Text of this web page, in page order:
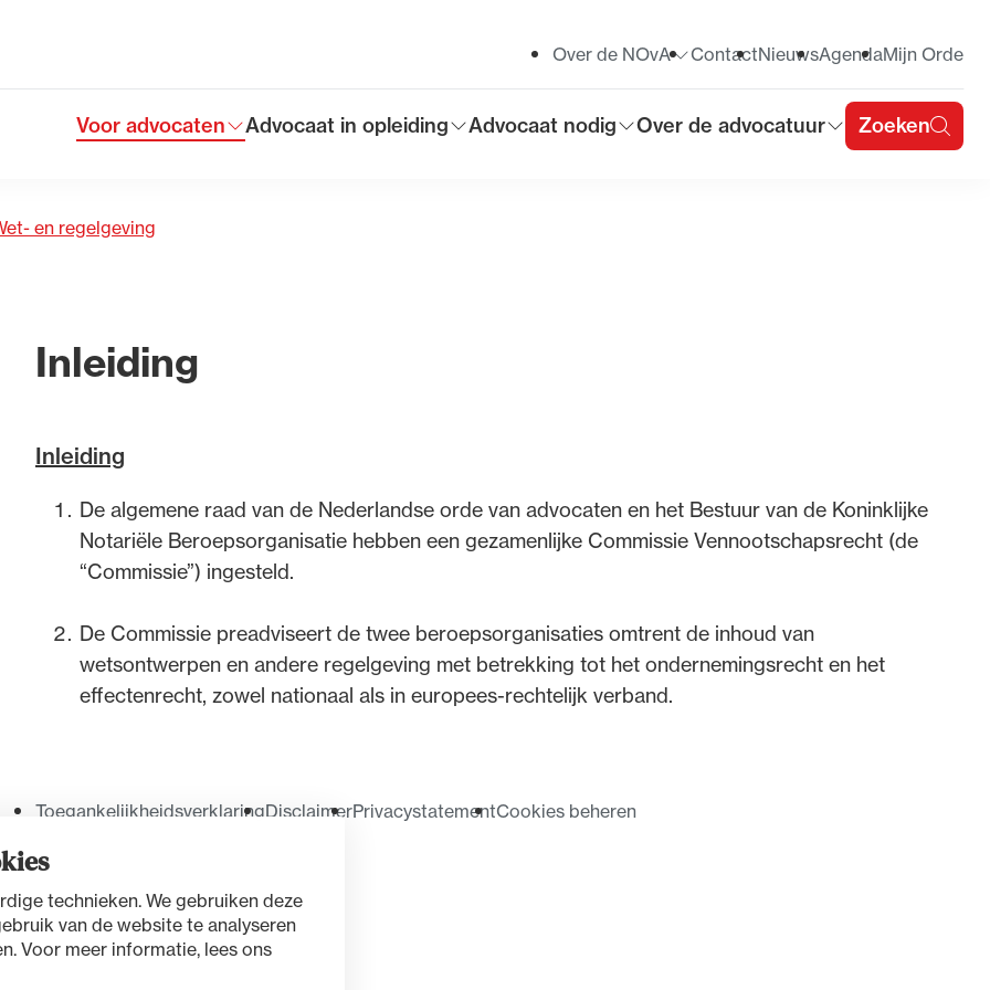
technieken. We gebruiken deze
van de website te analyseren
Voor meer informatie, lees ons
Toon submenu voor
Voor advocaten
Toon submenu voor
Advocaat in opleiding
Toon submenu voor
Advocaat nodig
Toon submenu voor
Over de advocatuur Zoeken
Toon submenu voor
Over de NOvA ContactNieuwsAgendaMijn Orde
en regelgeving
Inleiding
Inleiding
De algemene raad van de Nederlandse orde van advocaten en het Bestuur van de Koninklijke
Notariële Beroepsorganisatie hebben een gezamenlijke Commissie Vennootschapsrecht (de
“Commissie”) ingesteld.
De Commissie preadviseert de twee beroepsorganisaties omtrent de inhoud van
wetsontwerpen en andere regelgeving met betrekking tot het ondernemingsrecht en het
effectenrecht, zowel nationaal als in europees-rechtelijk verband.
ToegankelijkheidsverklaringDisclaimerPrivacystatementCookies beheren
advocatuur. Van de
op de advocatuur
(Roda).
Ondersteuning voor advocaten bij hun
beroepsuitoefening: van de advocatenpas tot het